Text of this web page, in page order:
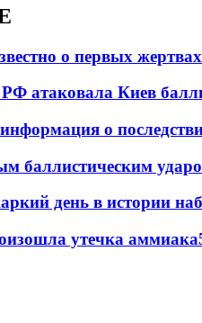
о первых жертвах
атаковала Киев
о
баллистическим
день в истории
утечка аммиака